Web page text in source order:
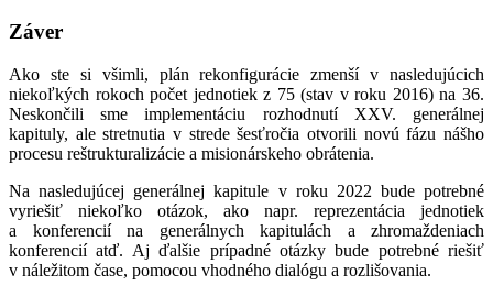
Záver
Ako ste si všimli, plán rekonfigurácie zmenší v nasledujúcich
niekoľkých rokoch počet jednotiek z 75 (stav v roku 2016) na 36.
Neskončili sme implementáciu rozhodnutí XXV. generálnej
kapituly, ale stretnutia v strede šesťročia otvorili novú fázu nášho
procesu reštrukturalizácie a misionárskeho obrátenia.
Na nasledujúcej generálnej kapitule v roku 2022 bude potrebné
vyriešiť niekoľko otázok, ako napr. reprezentácia jednotiek
a konferencií na generálnych kapitulách a zhromaždeniach
konferencií atď. Aj ďalšie prípadné otázky bude potrebné riešiť
v náležitom čase, pomocou vhodného dialógu a rozlišovania.